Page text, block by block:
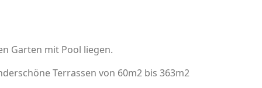
Garten mit Pool liegen.
Terrassen von 60m2 bis 363m2